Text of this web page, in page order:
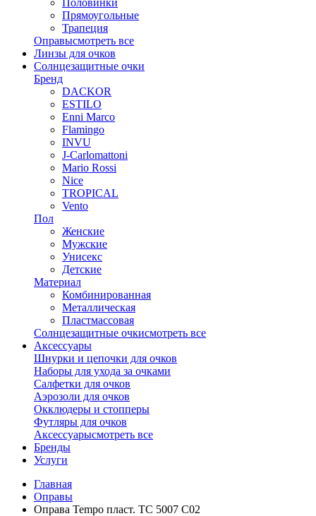
Прямоугольные
Трапеция
Оправысмотреть все
Линзы для очков
Солнцезащитные очки
Бренд
DACKOR
ESTILO
Enni Marco
Flamingo
INVU
J-Carlomattoni
Mario Rossi
Nice
TROPICAL
Vento
Пол
Женские
Мужские
Унисекс
Детские
Материал
Комбинированная
Металлическая
Пластмассовая
Солнцезащитные очкисмотреть все
Аксессуары
Шнурки и цепочки для очков
Наборы для ухода за очками
Салфетки для очков
Аэрозоли для очков
Окклюдеры и стопперы
Футляры для очков
Аксессуарысмотреть все
Бренды
Услуги
Главная
Оправы
Оправа Tempo пласт. TC 5007 C02